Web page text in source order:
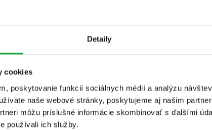
Detaily
cookies
poskytovanie funkcií sociálnych médií a analýzu
naše webové stránky, poskytujeme aj našim
môžu príslušné informácie skombinovať s ďalšími
používali ich služby.